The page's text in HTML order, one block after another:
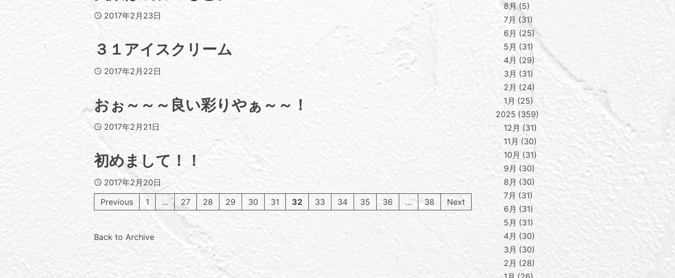
Published
2017年2月23日
３１アイスクリーム
Published
2017年2月22日
おぉ～～～良い彩りやぁ～～！
Published
2017年2月21日
初めまして！！
Published
2017年2月20日
Previous
1 … 27 28 29 30 31 32 33 34 35 36 … 38 Next
Back to Archive
8月 5
7月
31
6月
25
5月
31
4月
29
3月
31
2月
24
1月
25
2025 359
12月
31
11月
30
10月
31
9月
30
8月 30
7月
31
6月
31
5月
31
4月
30
3月
30
2月
28